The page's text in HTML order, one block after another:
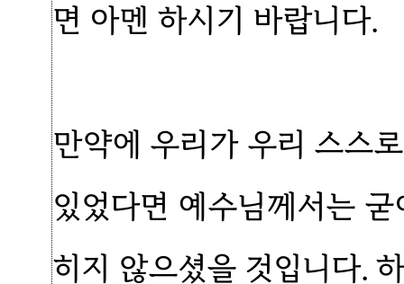
면 아멘 하시기 바랍니다.
만약에 우리가 우리 스스
있었다면 예수님께서는
히지 않으셨을 것입니다.